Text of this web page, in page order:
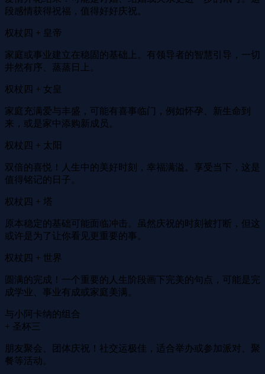
段感情获得祝福，值得好好庆祝。
权杖四 + 皇帝
家庭或事业建立在稳固的基础上。有领导者的智慧引导，一切
井然有序、蒸蒸日上。
权杖四 + 女皇
家庭充满爱与丰盛，可能有喜事临门，例如怀孕、新生命到
来，或是家中添购新成员。
权杖四 + 太阳
双倍的喜悦！人生中的美好时刻，幸福满溢。享受当下，这是
值得铭记的日子。
权杖四 + 塔
原本稳定的基础可能面临冲击。虽然庆祝的时刻被打断，但这
或许是为了让你看见更重要的事。
权杖四 + 世界
圆满的完成！一个重要的人生阶段画下完美的句点，可能是完
成学业、事业有成或家庭美满。
与小阿卡纳的组合
+ 圣杯三
朋友聚会、团体庆祝！社交运极佳，适合举办或参加派对、聚
餐等活动。